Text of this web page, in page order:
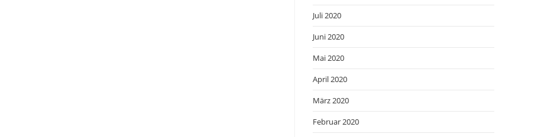
Juli 2020
Juni 2020
Mai 2020
April 2020
März 2020
Februar 2020